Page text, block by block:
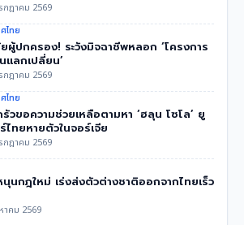
กฎาคม 2569
ไทย
ผู้ปกครอง! ระวังมิจฉาชีพหลอก ‘โครงการ
แลกเปลี่ยน’
กฎาคม 2569
ไทย
วขอความช่วยเหลือตามหา ‘ฮลุน โซโล’ ยู
ไทยหายตัวในจอร์เจีย
กฎาคม 2569
นกฎใหม่ เร่งส่งตัวต่างชาติออกจากไทยเร็ว
าคม 2569